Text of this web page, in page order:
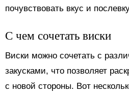
почувствовать вкус и
С чем сочетать виски
Виски можно сочетать с
закусками, что позволяет
с новой стороны. Вот